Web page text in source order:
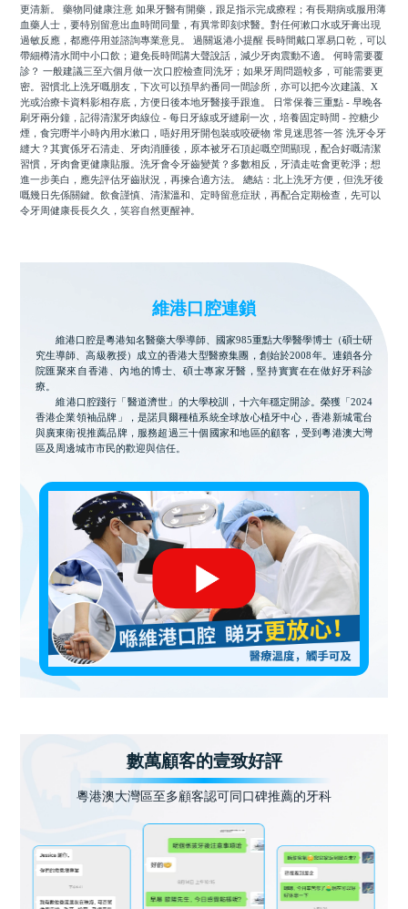
更清新。 藥物同健康注意 如果牙醫有開藥，跟足指示完成療程；有長期病或服用薄
血藥人士，要特別留意出血時間同量，有異常即刻求醫。對任何漱口水或牙膏出現
過敏反應，都應停用並諮詢專業意見。 過關返港小提醒 長時間戴口罩易口乾，可以
帶細樽清水間中小口飲；避免長時間講大聲說話，減少牙肉震動不適。 何時需要覆
診？ 一般建議三至六個月做一次口腔檢查同洗牙；如果牙周問題較多，可能需要更
密。習慣北上洗牙嘅朋友，下次可以預早約番同一間診所，亦可以把今次建議、X
光或治療卡資料影相存底，方便日後本地牙醫接手跟進。 日常保養三重點 - 早晚各
刷牙兩分鐘，記得清潔牙肉線位 - 每日牙線或牙縫刷一次，培養固定時間 - 控糖少
煙，食完嘢半小時內用水漱口，唔好用牙開包裝或咬硬物 常見迷思答一答 洗牙令牙
縫大？其實係牙石清走、牙肉消腫後，原本被牙石頂起嘅空間顯現，配合好嘅清潔
習慣，牙肉會更健康貼服。洗牙會令牙齒變黃？多數相反，牙漬走咗會更乾淨；想
進一步美白，應先評估牙齒狀況，再揀合適方法。 總結：北上洗牙方便，但洗牙後
嘅幾日先係關鍵。飲食謹慎、清潔溫和、定時留意症狀，再配合定期檢查，先可以
令牙周健康長長久久，笑容自然更醒神。
維港口腔連鎖
維港口腔是粵港知名醫藥大學導師、國家985重點大學醫學博士（碩士研
究生導師、高級教授）成立的香港大型醫療集團，創始於2008年。連鎖各分
院匯聚來自香港、內地的博士、碩士專家牙醫，堅持實實在在做好牙科診
療。
維港口腔踐行「醫道濟世」的大學校訓，十六年穩定開診。榮獲「2024
香港企業領袖品牌」，是諾貝爾種植系統全球放心植牙中心，香港新城電台
與廣東衛視推薦品牌，服務超過三十個國家和地區的顧客，受到粵港澳大灣
區及周邊城市市民的歡迎與信任。
數萬顧客的壹致好評
粵港澳大灣區至多顧客認可同口碑推薦的牙科